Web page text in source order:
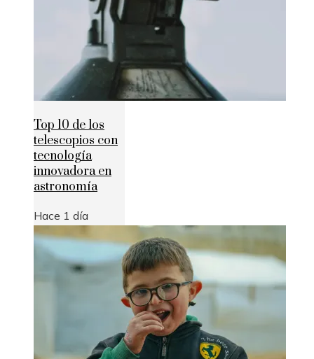
Top 10 de los
telescopios con
tecnología
innovadora en
astronomía
Hace 1 día